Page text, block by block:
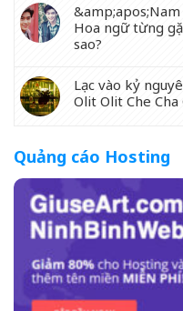
Hoa ngữ từng
sao?
Lạc vào kỷ
Olit Olit Che
Quảng cáo Hosting